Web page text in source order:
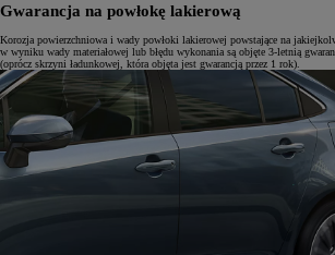
Gwarancja na powłokę lakierową
Korozja powierzchniowa i wady powłoki lakierowej powstające na
w wyniku wady materiałowej lub błędu wykonania są objęte 3-letnią
(oprócz skrzyni ładunkowej, która objęta jest gwarancją przez 1 rok).